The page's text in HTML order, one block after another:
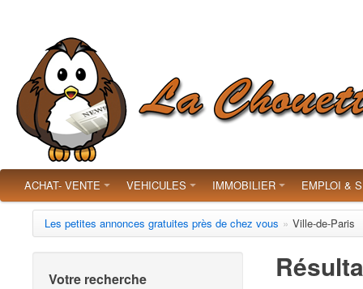
ACHAT- VENTE VEHICULES IMMOBILIER EMPLOI &
Les petites annonces gratuites près de chez vous » Ville-de-Paris
Votre recherche